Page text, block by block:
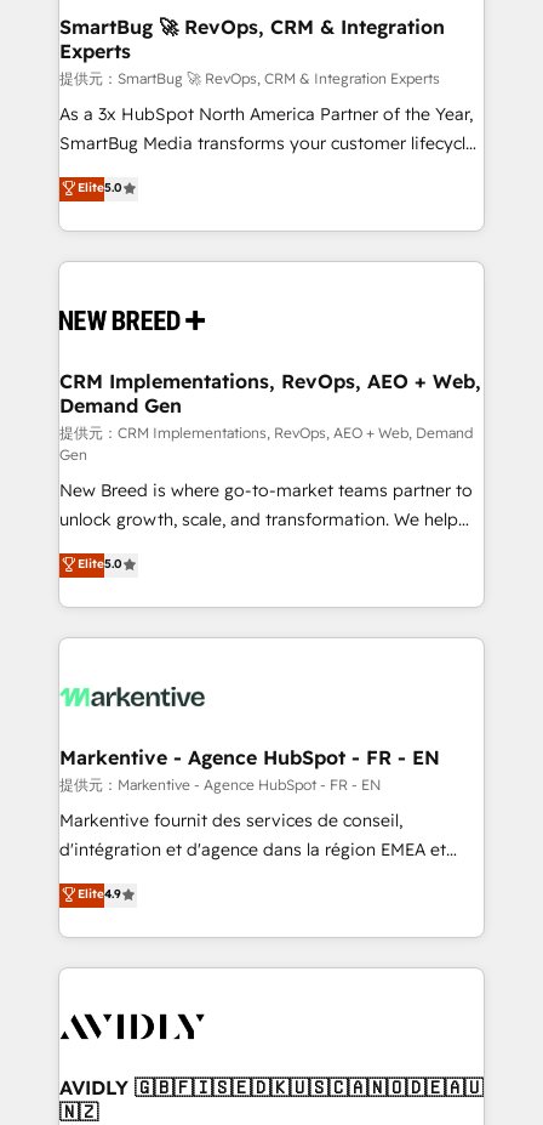
We are built for the work.
を、CRMを軸とした全社共通基盤に再構築します。意
思決定者・PMO・現場担当者に並走します。 1️⃣
HubSpot導入・活用支援 顧客データの一元化から、
GTMの見える化・自動化まで。全Hub統合運用、デー
タ品質設計、グループ横断のCRM統合に対応します。
の一部をAIが自律実行する組織への移行を設計・実装。
Breeze・Claude等をHubSpotと連携させ、役割定義・
革を、構想から実装・定着までPMOとして主導。「設
の統合・浸透・変革管理を実行します。 ▸ CMS戦略設
計・構築：リード獲得・CVR・SEOを前提にした情報設
計・導線設計・テンプレート設計をContent Hubで一体
提供。 ▸ 既存CRM・MAからの移行支援：Salesforce・
Marketo・Pardot等からの移行、カスタム設計、履歴
データ移行と活用設計まで。 ▸ AEO対応：ChatGPT・
ンツとサイト構造を最適化。 🏆 なぜ100incを選ぶの
か？ ✓ HubSpot Eliteパートナー認定 ✓ HubSpotアワ
ード受賞・HUGリーダー ✓ ISO27001:2022 /
HubSpot大百科 出版 CRM・AI活用に関するご相談、現
せください。
SmartBug 🚀 RevOps, CRM & Integration
Experts
提供元：SmartBug 🚀 RevOps, CRM & Integration Experts
As a 3x HubSpot North America Partner of the Year,
SmartBug Media transforms your customer lifecycle
into a revenue engine. Our unified ecosystem
includes specialized divisions Globalia (AI &
Software) and Point Success Media (Paid Media),
making this the official home for all three brands. 🔄
and system integrations powered by Globalia’s
trainers to drive platform adoption. 📈 Revenue
Generation - Full-funnel marketing and high-
performance advertising via Point Success Media. -
Expert deployment of Breeze AI and custom agents
to automate growth. 🏆 Elite Excellence - 8 platform
accreditations and deep HIPAA-compliance
expertise. - A team of 250+ experts dedicated to
your resilient growth.
Elite5.0
CRM Implementations, RevOps, AEO + Web,
Demand Gen
提供元：CRM Implementations, RevOps, AEO + Web, Demand
Gen
New Breed is where go-to-market teams partner to
unlock growth, scale, and transformation. We help
companies activate HubSpot’s AI-powered
customer platform and operationalize HubSpot’s
Loop Marketing framework through expert-led
services, smart agents, and purpose-built apps,
results, fast. ⚙️CRM & RevOps: Align all Hubs to your
🎯Demand Gen & ABM: Drive pipeline with inbound,
ABM, AEO, SEO, & paid media. 👩‍💻Web Design:
Build high-performing websites with UX, messaging,
& conversion strategy that drive results. 🤖AI
AI, & maximize AEO with tailored AI services. 🧩
Integrations: Extend HubSpot with custom
Elite5.0
Markentive - Agence HubSpot - FR - EN
提供元：Markentive - Agence HubSpot - FR - EN
Markentive fournit des services de conseil,
d'intégration et d'agence dans la région EMEA et
North America. Avec plus de 115 experts en
marketing automation, Growth, Revops, CRM et
webdesign. Markentive is both a consulting firm, a
digital agency and an integrator. With over 115
CRM and webdesign (We focus on EMEA - USA
Elite4.9
AVIDLY 🇬🇧🇫🇮🇸🇪🇩🇰🇺🇸🇨🇦🇳🇴🇩🇪🇦🇺
🇳🇿